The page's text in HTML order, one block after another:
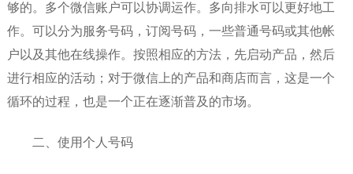
够的。多个微信账户可以协调运作。多向排水可以更好地工
作。可以分为服务号码，订阅号码，一些普通号码或其他帐
户以及其他在线操作。按照相应的方法，先启动产品，然后
进行相应的活动；对于微信上的产品和商店而言，这是一个
循环的过程，也是一个正在逐渐普及的市场。
二、使用个人号码